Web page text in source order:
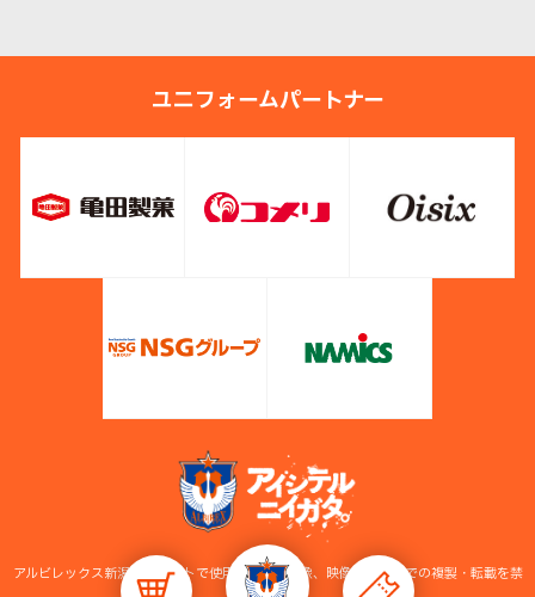
ユニフォームパートナー
アルビレックス新潟公式サイトで使用している画像、映像等の無断での複製・転載を禁